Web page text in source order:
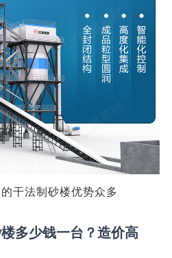
干法制砂楼优势众多
多少钱一台？造价高